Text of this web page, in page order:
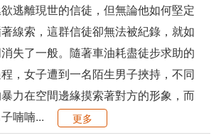
逃離現世的信徒，但無論他如何堅定
線索，這群信徒卻無法被紀錄，就如
失了一般。隨著車油耗盡徒步求助的
，女子遭到一名陌生男子挾持，不同
力在空間邊緣摸索著對方的形象，而
喃喃...
更多